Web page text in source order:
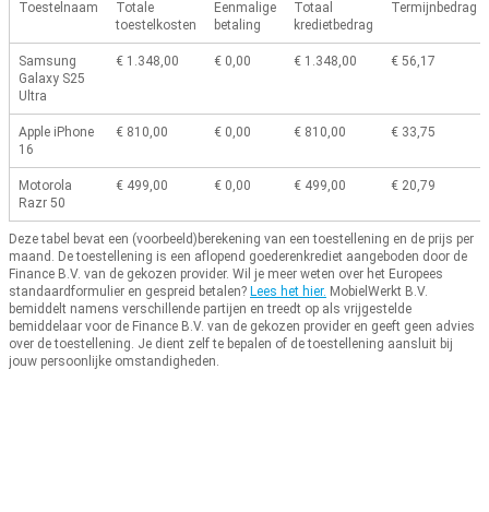
Toestelnaam
Totale
toestelkosten
Eenmalige
betaling
Totaal
kredietbedrag
Termijnbedrag
Samsung
Galaxy S25
Ultra
€ 1.348,00 € 0,00 € 1.348,00 € 56,17
Apple iPhone
16
€ 810,00 € 0,00 € 810,00 € 33,75
Motorola
Razr 50
€ 499,00 € 0,00 € 499,00 € 20,79
Deze tabel bevat een (voorbeeld)berekening van een toestellening en de prijs per
maand. De toestellening is een aflopend goederenkrediet aangeboden door de
Finance B.V. van de gekozen provider. Wil je meer weten over het Europees
standaardformulier en gespreid betalen? Lees het hier. MobielWerkt B.V.
bemiddelt namens verschillende partijen en treedt op als vrijgestelde
bemiddelaar voor de Finance B.V. van de gekozen provider en geeft geen advies
over de toestellening. Je dient zelf te bepalen of de toestellening aansluit bij
jouw persoonlijke omstandigheden.